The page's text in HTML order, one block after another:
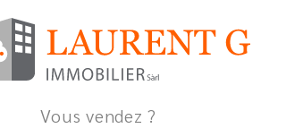
Vous vendez ?